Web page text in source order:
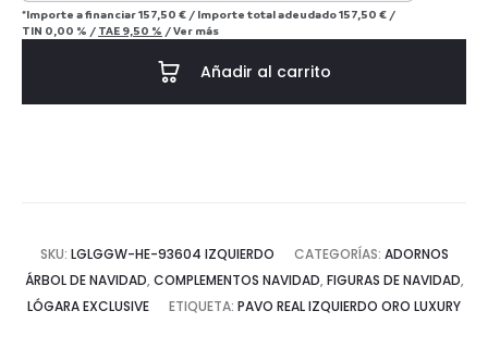
*Importe a financiar157,50 € / Importe total adeudado157,50 € /
TIN 0,00 % / TAE 9,50 % /Ver más
Añadir al carrito
SKU: LGLGGW-HE-93604 IZQUIERDO CATEGORÍAS: ADORNOS
ÁRBOL DE NAVIDAD, COMPLEMENTOS NAVIDAD, FIGURAS DE NAVIDAD,
LÓGARA EXCLUSIVE
ETIQUETA: PAVO REAL IZQUIERDO ORO LUXURY